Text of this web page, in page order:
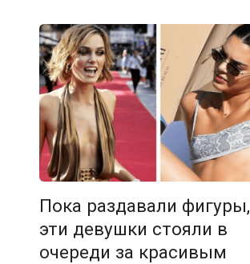
Пока раздавали фигуры,
эти девушки стояли в
очереди за красивым